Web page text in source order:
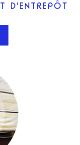
D'ENTREPÔT